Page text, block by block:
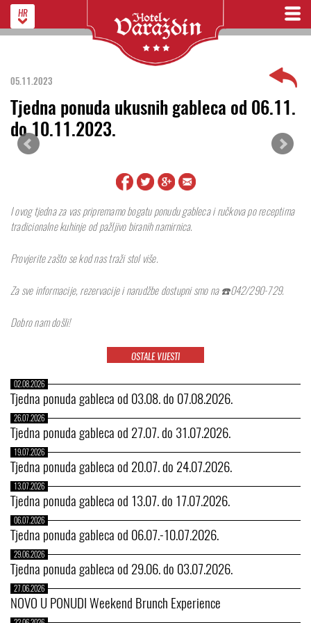
HR
05.11.2023
Tjedna ponuda ukusnih gableca od 06.11.
do 10.11.2023.
I ovog tjedna za vas pripremamo bogatu ponudu gableca i ručkova po receptima
tradicionalne kuhinje od pažljivo biranih namirnica.
Provjerite zašto se kod nas traži stol više.
Za sve informacije, rezervacije i narudžbe dostupni smo na ☎️042/290-729.
Dobro nam došli!
OSTALE VIJESTI
02.08.2026
Tjedna ponuda gableca od 03.08. do 07.08.2026.
26.07.2026
Tjedna ponuda gableca od 27.07. do 31.07.2026.
19.07.2026
Tjedna ponuda gableca od 20.07. do 24.07.2026.
13.07.2026
Tjedna ponuda gableca od 13.07. do 17.07.2026.
06.07.2026
Tjedna ponuda gableca od 06.07.-10.07.2026.
29.06.2026
Tjedna ponuda gableca od 29.06. do 03.07.2026.
27.06.2026
NOVO U PONUDI Weekend Brunch Experience